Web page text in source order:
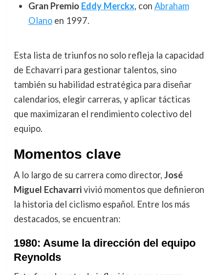
Gran Premio Eddy Merckx, con Abraham
Olanoen 1997.
Esta lista de triunfos no solo refleja la capacidad
de Echavarri para gestionar talentos, sino
también su habilidad estratégica para diseñar
calendarios, elegir carreras, y aplicar tácticas
que maximizaran el rendimiento colectivo del
equipo.
Momentos clave
A lo largo de su carrera como director, José
Miguel Echavarrivivió momentos que definieron
la historia del ciclismo español. Entre los más
destacados, se encuentran:
1980: Asume la dirección del equipo
Reynolds